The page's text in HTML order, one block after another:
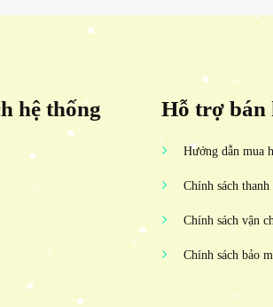
hệ thống
Hỗ trợ bán
Hướng dẫn mua
Chính sách thanh
Chính sách vận
Chính sách bảo